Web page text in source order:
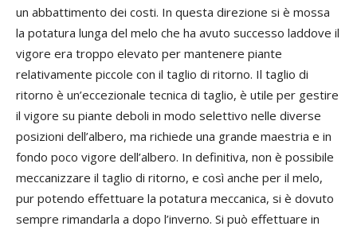
un abbattimento dei costi. In questa direzione si è mossa
la potatura lunga del melo che ha avuto successo laddove il
vigore era troppo elevato per mantenere piante
relativamente piccole con il taglio di ritorno. Il taglio di
ritorno è un’eccezionale tecnica di taglio, è utile per gestire
il vigore su piante deboli in modo selettivo nelle diverse
posizioni dell’albero, ma richiede una grande maestria e in
fondo poco vigore dell’albero. In definitiva, non è possibile
meccanizzare il taglio di ritorno, e così anche per il melo,
pur potendo effettuare la potatura meccanica, si è dovuto
sempre rimandarla a dopo l’inverno. Si può effettuare in